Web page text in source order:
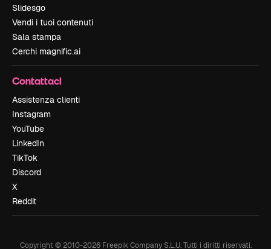
Slidesgo
Vendi i tuoi contenuti
Sala stampa
Cerchi magnific.ai
Contattaci
Assistenza clienti
Instagram
YouTube
LinkedIn
TikTok
Discord
X
Reddit
Copyright © 2010-2026Freepik Company S.L.U. Tutti i diritti riservati.